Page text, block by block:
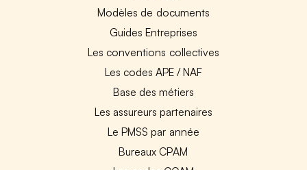
Modèles de documents
Guides Entreprises
Les conventions collectives
Les codes APE / NAF
Base des métiers
Les assureurs partenaires
Le PMSS par année
Bureaux CPAM